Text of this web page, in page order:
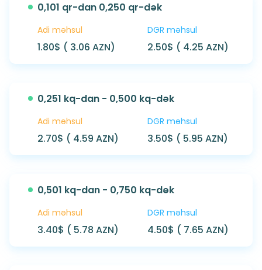
0,101 qr-dan 0,250 qr-dək
Adi məhsul
1.80$ ( 3.06 AZN)
DGR məhsul
2.50$ ( 4.25 AZN)
0,251 kq-dan - 0,500 kq-dək
Adi məhsul
2.70$ ( 4.59 AZN)
DGR məhsul
3.50$ ( 5.95 AZN)
0,501 kq-dan - 0,750 kq-dək
Adi məhsul
3.40$ ( 5.78 AZN)
DGR məhsul
4.50$ ( 7.65 AZN)